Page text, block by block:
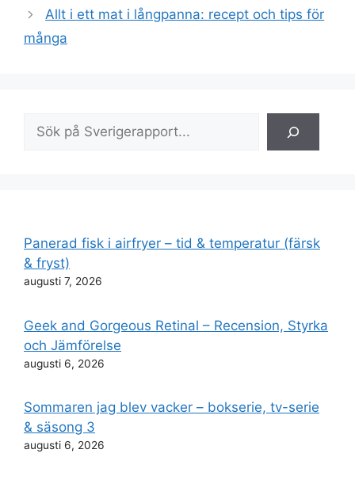
Allt i ett mat i långpanna: recept och tips för
många
Sök
Panerad fisk i airfryer – tid & temperatur (färsk
& fryst)
augusti 7, 2026
Geek and Gorgeous Retinal – Recension, Styrka
och Jämförelse
augusti 6, 2026
Sommaren jag blev vacker – bokserie, tv-serie
& säsong 3
augusti 6, 2026